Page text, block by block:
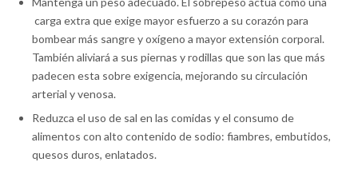
carga extra que exige mayor esfuerzo a su corazón para
bombear más sangre y oxígeno a mayor extensión corporal.
También aliviará a sus piernas y rodillas que son las que más
padecen esta sobre exigencia, mejorando su circulación
arterial y venosa.
Reduzca el uso de sal en las comidas y el consumo de
alimentos con alto contenido de sodio: fiambres, embutidos,
quesos duros, enlatados.